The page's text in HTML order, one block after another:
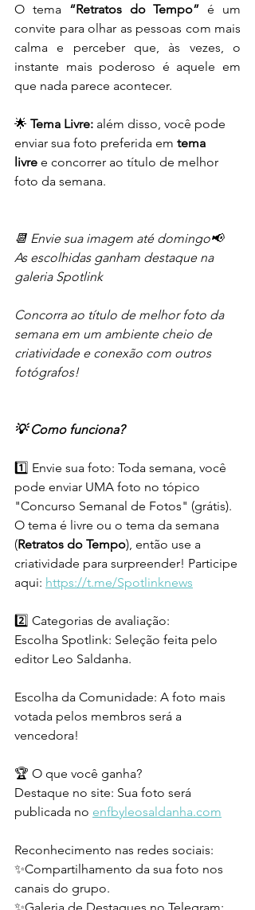
O tema “Retratos do Tempo” é um
convite para olhar as pessoas com mais
calma e perceber que, às vezes, o
instante mais poderoso é aquele em
que nada parece acontecer.
🌟 Tema Livre: além disso, você pode
enviar sua foto preferida em tema
livre e concorrer ao título de melhor
foto da semana.
📆 Envie sua imagem até domingo📢
As escolhidas ganham destaque na
galeria Spotlink
Concorra ao título de melhor foto da
semana em um ambiente cheio de
criatividade e conexão com outros
fotógrafos!
💡 Como funciona?
1️⃣ Envie sua foto: Toda semana, você
pode enviar UMA foto no tópico
"Concurso Semanal de Fotos" (grátis).
O tema é livre ou o tema da semana
(Retratos do Tempo), então use a
criatividade para surpreender! Participe
aqui: https://t.me/Spotlinknews
2️⃣ Categorias de avaliação:
Escolha Spotlink: Seleção feita pelo
editor Leo Saldanha.
Escolha da Comunidade: A foto mais
votada pelos membros será a
vencedora!
🏆 O que você ganha?
Destaque no site: Sua foto será
publicada no enfbyleosaldanha.com
Reconhecimento nas redes sociais:
✨Compartilhamento da sua foto nos
canais do grupo.